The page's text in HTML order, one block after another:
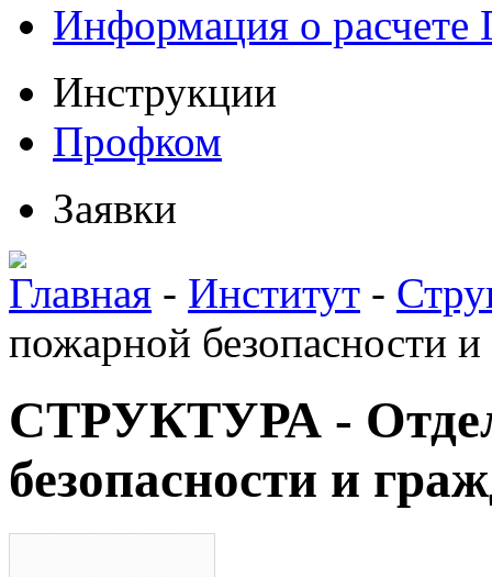
Информация о
Инструкции
Профком
Заявки
Главная - Институт -
пожарной безопасности
СТРУКТУРА -
безопасности и